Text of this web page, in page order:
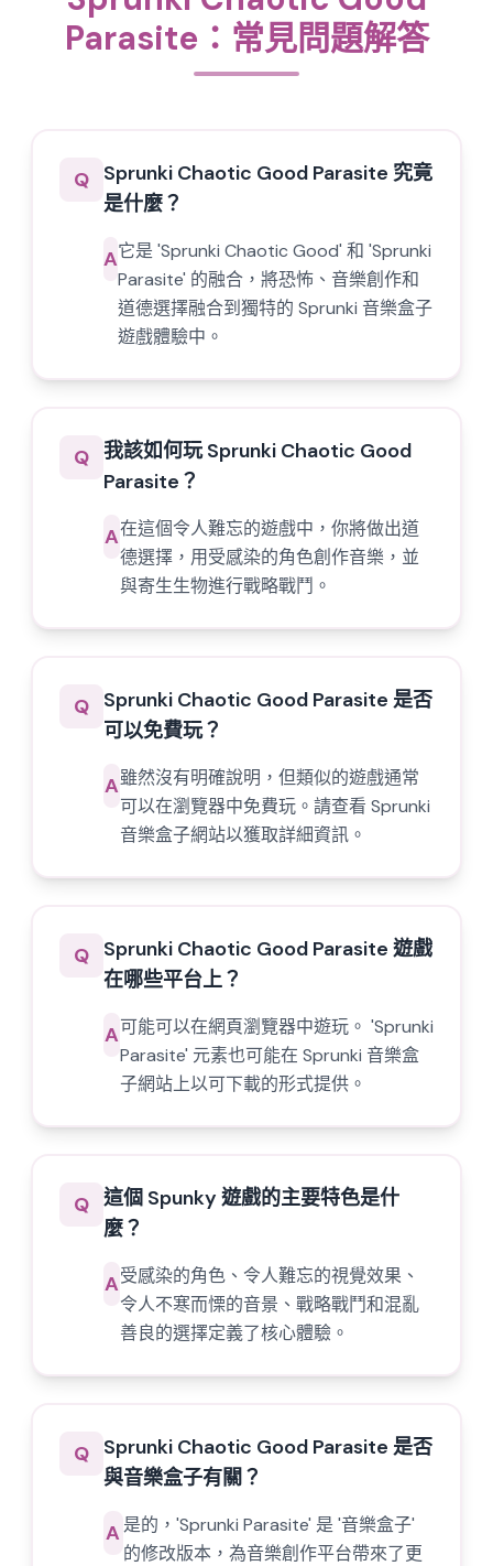
Parasite：常見問題解答
Q Sprunki Chaotic Good Parasite 究竟
是什麼？
A它是 'Sprunki Chaotic Good' 和 'Sprunki
Parasite' 的融合，將恐怖、音樂創作和
道德選擇融合到獨特的 Sprunki 音樂盒子
遊戲體驗中。
Q 我該如何玩 Sprunki Chaotic Good
Parasite？
A在這個令人難忘的遊戲中，你將做出道
德選擇，用受感染的角色創作音樂，並
與寄生生物進行戰略戰鬥。
Q Sprunki Chaotic Good Parasite 是否
可以免費玩？
A雖然沒有明確說明，但類似的遊戲通常
可以在瀏覽器中免費玩。請查看 Sprunki
音樂盒子網站以獲取詳細資訊。
Q Sprunki Chaotic Good Parasite 遊戲
在哪些平台上？
A可能可以在網頁瀏覽器中遊玩。 'Sprunki
Parasite' 元素也可能在 Sprunki 音樂盒
子網站上以可下載的形式提供。
Q 這個 Spunky 遊戲的主要特色是什
麼？
A受感染的角色、令人難忘的視覺效果、
令人不寒而慄的音景、戰略戰鬥和混亂
善良的選擇定義了核心體驗。
Q Sprunki Chaotic Good Parasite 是否
與音樂盒子有關？
A是的，'Sprunki Parasite' 是 '音樂盒子'
的修改版本，為音樂創作平台帶來了更